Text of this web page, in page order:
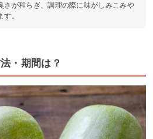
さが和らぎ、調理の際に味がしみこみや
す。
・期間は？